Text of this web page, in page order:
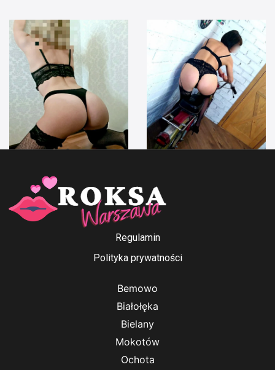
Anna Ford Irenka
Regulamin
Polityka prywatności
Bemowo
Białołęka
Bielany
Mokotów
Ochota